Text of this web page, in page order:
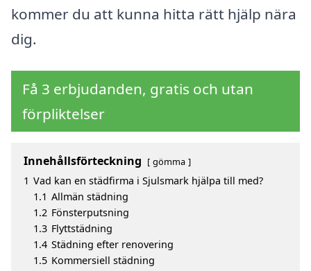
kommer du att kunna hitta rätt hjälp nära
dig.
Få 3 erbjudanden, gratis och utan
förpliktelser
Innehållsförteckning gömma
1 Vad kan en städfirma i Sjulsmark hjälpa till med?
1.1 Allmän städning
1.2 Fönsterputsning
1.3 Flyttstädning
1.4 Städning efter renovering
1.5 Kommersiell städning